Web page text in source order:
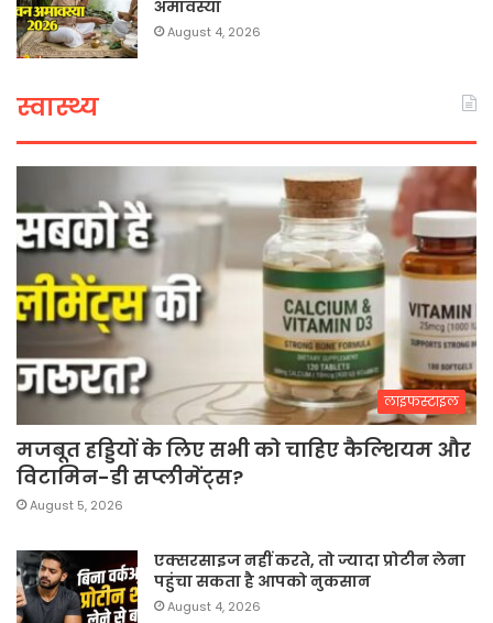
अमावस्या
August 4, 2026
स्वास्थ्य
लाइफस्टाइल
मजबूत हड्डियों के लिए सभी को चाहिए कैल्शियम और
विटामिन-डी सप्लीमेंट्स?
August 5, 2026
एक्सरसाइज नहीं करते, तो ज्यादा प्रोटीन लेना
पहुंचा सकता है आपको नुकसान
August 4, 2026